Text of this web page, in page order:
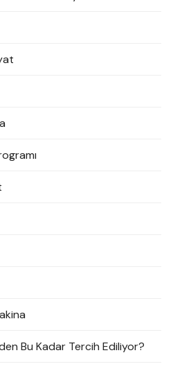
Bu Kadar Tercih Ediliyor?